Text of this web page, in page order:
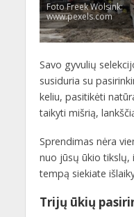
Foto Freek Wolsink:
www.pexels.com
Savo gyvulių
susiduria su
keliu, pasitikėti
taikyti mišrią,
Sprendimas nėra
nuo jūsų ūkio tikslų,
tempą siekiate
Trijų ūkių